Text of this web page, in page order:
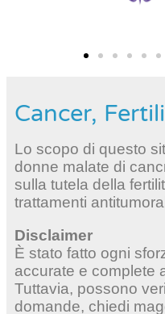
Cancer,
Lo scopo di questo
donne malate di
sulla tutela della
trattamenti
Disclaimer
È stato fatto ogni
accurate e complete
Tuttavia, possono
domande, chiedi